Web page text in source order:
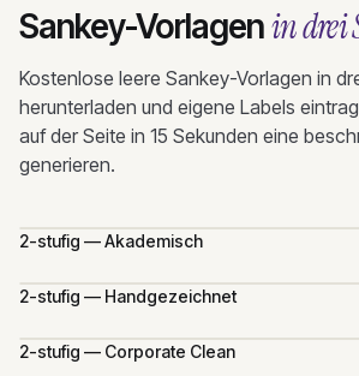
Sankey-Vorlagenin drei
Kostenlose leere Sankey-Vorlagen in
herunterladen und eigene Labels
auf der Seite in 15 Sekunden eine
generieren.
2-stufig — Akademisch
2-stufig — Handgezeichnet
2-stufig — Corporate Clean